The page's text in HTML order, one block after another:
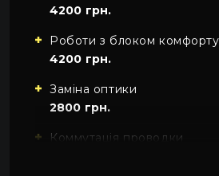
4200 грн.
Роботи з блоком комфорту
4200 грн.
Заміна оптики
2800 грн.
Коммутація проводки